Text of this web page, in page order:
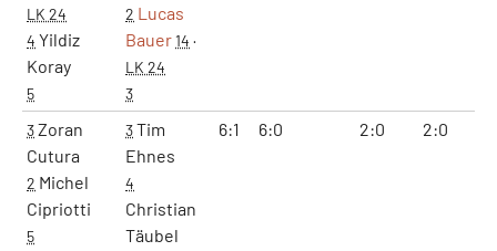
LK 24
4 Yildiz
Koray
5
2 Lucas
Bauer14 ·
LK 24
3
3Zoran
Cutura
2 Michel
Cipriotti
5
3Tim
Ehnes
4
Christian
Täubel
6:1 6:0 2:0 2:0